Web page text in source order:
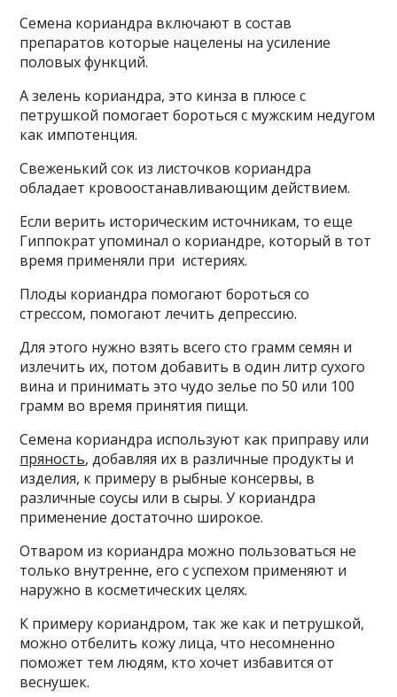
Семена кориандра включают в состав
препаратов которые нацелены на усиление
половых функций.
А зелень кориандра, это кинза в плюсе с
петрушкой помогает бороться с мужским недугом
как импотенция.
Свеженький сок из листочков кориандра
обладает кровоостанавливающим действием.
Если верить историческим источникам, то еще
Гиппократ упоминал о кориандре, который в тот
время применяли при истериях.
Плоды кориандра помогают бороться со
стрессом, помогают лечить депрессию.
Для этого нужно взять всего сто грамм семян и
излечить их, потом добавить в один литр сухого
вина и принимать это чудо зелье по 50 или 100
грамм во время принятия пищи.
Семена кориандра используют как приправу или
пряность, добавляя их в различные продукты и
изделия, к примеру в рыбные консервы, в
различные соусы или в сыры. У кориандра
применение достаточно широкое.
Отваром из кориандра можно пользоваться не
только внутренне, его с успехом применяют и
наружно в косметических целях.
К примеру кориандром, так же как и петрушкой,
можно отбелить кожу лица, что несомненно
поможет тем людям, кто хочет избавится от
веснушек.